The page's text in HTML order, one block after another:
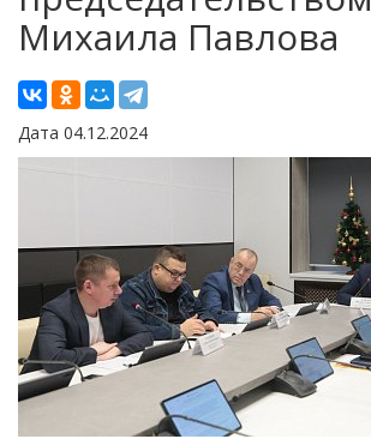
Михаила Павлова
Дата 04.12.2024